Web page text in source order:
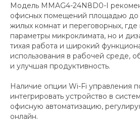
Модель MMAG4-24N8D0-I
офисных помещений площадью до
жилых комнат и переговорных,
параметры микроклимата, но и
тихая работа и широкий
использования в рабочей среде,
и улучшая продуктивность.
Наличие опции Wi-Fi управления
интегрировать устройство в
офисную автоматизацию,
онлайн.